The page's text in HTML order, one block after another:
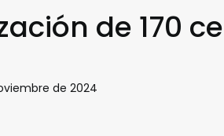
de 170
de 2024